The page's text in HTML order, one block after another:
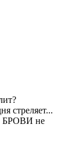
стреляет...
БРОВИ не